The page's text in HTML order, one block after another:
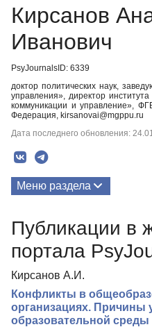
Кирсанов
Иванович
PsyJournalsID: 6339
доктор политических наук,
управления», директор
коммуникации и управление»,
Федерация, kirsanovai@mgppu.ru
Дата последнего обновления:
Меню раздела
Публикации в
портала
Кирсанов А.И.
Конфликты в
организациях. Причины
образовательной среды